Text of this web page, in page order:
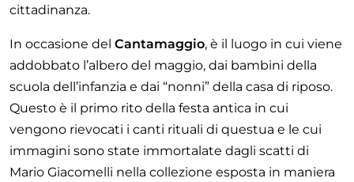
cittadinanza.
In occasione del Cantamaggio, è il luogo in cui viene
addobbato l’albero del maggio, dai bambini della
scuola dell’infanzia e dai “nonni” della casa di riposo.
Questo è il primo rito della festa antica in cui
vengono rievocati i canti rituali di questua e le cui
immagini sono state immortalate dagli scatti di
Mario Giacomelli nella collezione esposta in maniera